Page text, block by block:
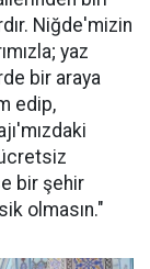
Niğde'mizin
yaz
bir araya
edip,
bir şehir
olmasın."